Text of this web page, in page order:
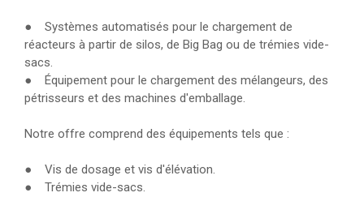
● Systèmes automatisés pour le chargement de
réacteurs à partir de silos, de Big Bag ou de trémies vide-
sacs.
● Équipement pour le chargement des mélangeurs, des
pétrisseurs et des machines d'emballage.
Notre offre comprend des équipements tels que :
● Vis de dosage et vis d'élévation.
● Trémies vide-sacs.